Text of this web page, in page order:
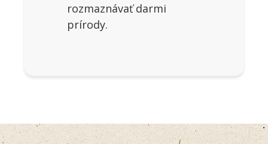
rozmaznávať darmi
prírody.